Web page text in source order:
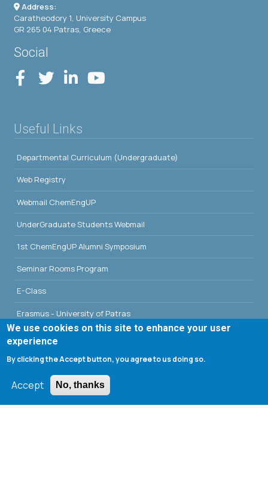
Address:
Caratheodory 1, University Campus
GR 265 04 Patras, Greece
Social
Useful Links
Departmental Curriculum (Undergraduate)
Web Registry
Webmail ChemEngUP
UnderGraduate Students Webmail
1st ChemEngUP Alumni Symposium
Seminar Rooms Program
E-Class
Erasmus - University of Patras
Library - University of Patras
Search form
We use cookies on this site to enhance your user
experience
By clicking the Accept button, you agree to us doing so.
Accept No, thanks